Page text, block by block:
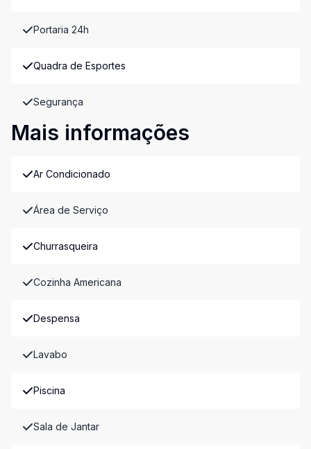
Portaria 24h
Quadra de Esportes
Segurança
Mais informações
Ar Condicionado
Área de Serviço
Churrasqueira
Cozinha Americana
Despensa
Lavabo
Piscina
Sala de Jantar